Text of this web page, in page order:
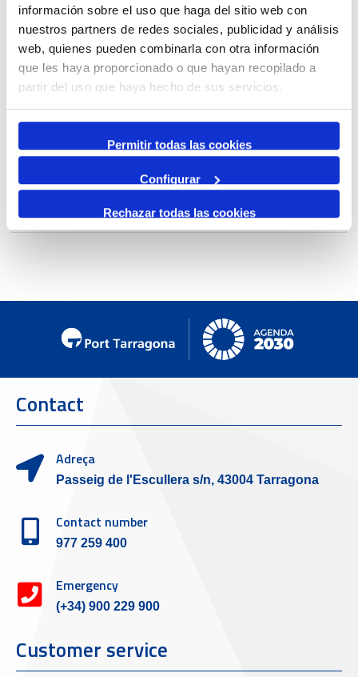
información sobre el uso que haga del sitio web con
nuestros partners de redes sociales, publicidad y análisis
web, quienes pueden combinarla con otra información
que les haya proporcionado o que hayan recopilado a
partir del uso que haya hecho de sus servicios.
Permitir todas las cookies
Configurar
Rechazar todas las cookies
By Month
Jump to month
Preceding Day
Tuesday, 25. February 2025
International Energy Weekby veronica:: Liquid
Contact
Adreça
Passeig de l'Escullera s/n, 43004 Tarragona
Contact number
977 259 400
Emergency
(+34) 900 229 900
Customer service